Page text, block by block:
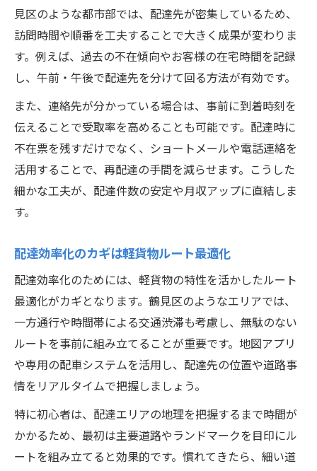
見区のような都市部では、配達先が密集しているため、
訪問時間や順番を工夫することで大きく成果が変わりま
す。例えば、過去の不在傾向やお客様の在宅時間を記録
し、午前・午後で配達先を分けて回る方法が有効です。
また、連絡先が分かっている場合は、事前に到着時刻を
伝えることで受取率を高めることも可能です。配達時に
不在票を残すだけでなく、ショートメールや電話連絡を
活用することで、再配達の手間を減らせます。こうした
細かな工夫が、配達件数の安定や月収アップに直結しま
す。
配達効率化のカギは軽貨物ルート最適化
配達効率化のためには、軽貨物の特性を活かしたルート
最適化がカギとなります。鶴見区のようなエリアでは、
一方通行や時間帯による交通渋滞も考慮し、無駄のない
ルートを事前に組み立てることが重要です。地図アプリ
や専用の配車システムを活用し、配達先の位置や道路事
情をリアルタイムで把握しましょう。
特に初心者は、配達エリアの地理を把握するまで時間が
かかるため、最初は主要道路やランドマークを目印にル
ートを組み立てると効果的です。慣れてきたら、細い道